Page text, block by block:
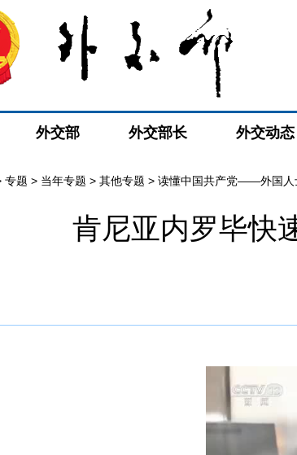
外交部 外交部长 外交动态
专题 > 当年专题 > 其他专题 > 读懂中国共产党——外国人
肯尼亚内罗毕快